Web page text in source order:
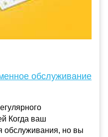
обслуживание
Когда ваш
обслуживания, но вы